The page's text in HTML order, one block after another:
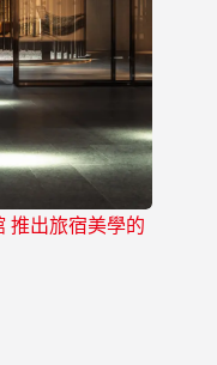
推出旅宿美學的